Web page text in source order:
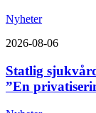
Nyheter
2026-08-06
Statlig
”En